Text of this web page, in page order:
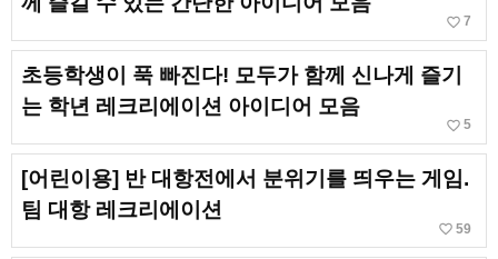
favorite_border 7
초등학생이 푹 빠진다! 모두가 함께 신나게 즐기
는 학년 레크리에이션 아이디어 모음
favorite_border 5
[어린이용] 반 대항전에서 분위기를 띄우는 게임.
팀 대항 레크리에이션
favorite_border 59